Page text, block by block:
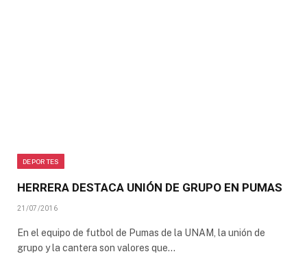
DEPORTES
HERRERA DESTACA UNIÓN DE GRUPO EN PUMAS
21/07/2016
En el equipo de futbol de Pumas de la UNAM, la unión de
grupo y la cantera son valores que…